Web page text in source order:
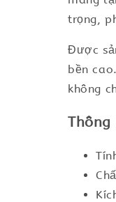
trọng,
Được
bền
không
Thông